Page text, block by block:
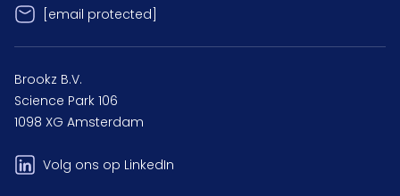
[email protected]
Brookz B.V.
Science Park 106
1098 XG Amsterdam
Volg ons op LinkedIn